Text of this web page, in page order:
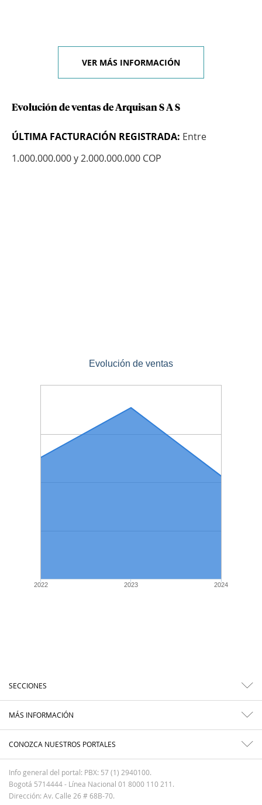
VER MÁS INFORMACIÓN
Evolución de ventas de Arquisan S A S
ÚLTIMA FACTURACIÓN REGISTRADA: Entre
1.000.000.000 y 2.000.000.000 COP
Evolución de ventas
2022 2023 2024
SECCIONES
MÁS INFORMACIÓN
CONOZCA NUESTROS PORTALES
Info general del portal: PBX: 57 (1) 2940100.
Bogotá 5714444 - Línea Nacional 01 8000 110 211.
Dirección: Av. Calle 26 # 68B-70.